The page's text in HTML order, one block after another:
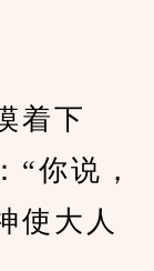
着下
“你说，
使大人